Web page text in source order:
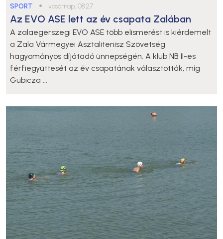
SPORT ● vasárnap, 08:27
Az EVO ASE lett az év csapata Zalában
A zalaegerszegi EVO ASE több elismerést is kiérdemelt
a Zala Vármegyei Asztalitenisz Szövetség
hagyományos díjátadó ünnepségén. A klub NB II-es
férfiegyüttesét az év csapatának választották, míg
Gubicza ...